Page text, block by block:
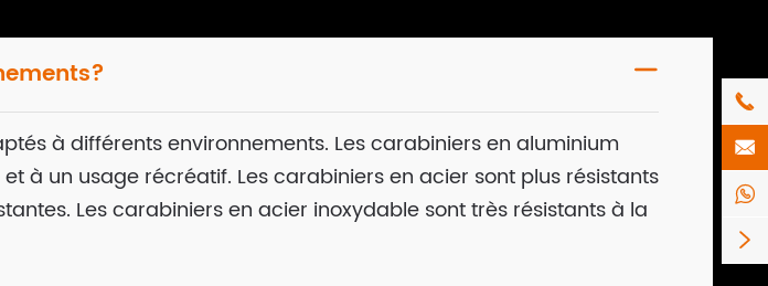

à différents environnements. Les carabiniers en aluminium
à un usage récréatif. Les carabiniers en acier sont plus résistants
Les carabiniers en acier inoxydable sont très résistants à la



